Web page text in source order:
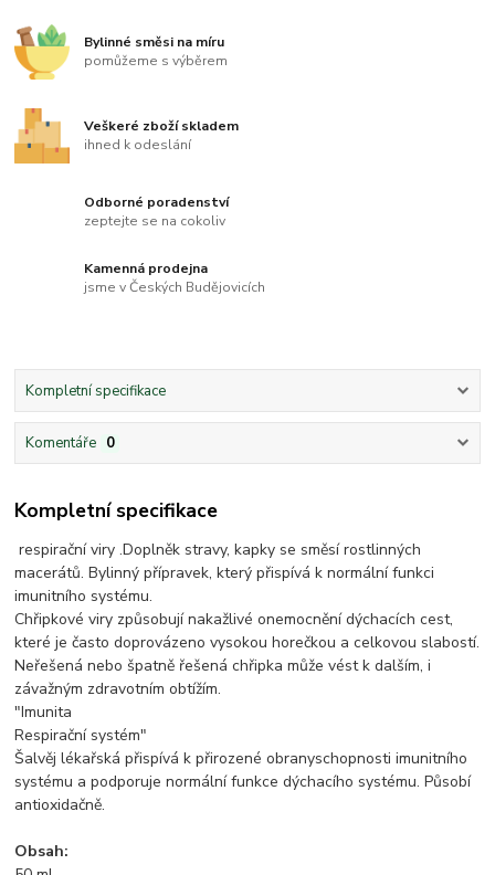
Bylinné směsi na míru
pomůžeme s výběrem
Veškeré zboží skladem
ihned k odeslání
Odborné poradenství
zeptejte se na cokoliv
Kamenná prodejna
jsme v Českých Budějovicích
Kompletní specifikace
Komentáře 0
Kompletní specifikace
respirační viry .Doplněk stravy, kapky se směsí rostlinných
macerátů. Bylinný přípravek, který přispívá k normální funkci
imunitního systému.
Chřipkové viry způsobují nakažlivé onemocnění dýchacích cest,
které je často doprovázeno vysokou horečkou a celkovou slabostí.
Neřešená nebo špatně řešená chřipka může vést k dalším, i
závažným zdravotním obtížím.
"Imunita
Respirační systém"
Šalvěj lékařská přispívá k přirozené obranyschopnosti imunitního
systému a podporuje normální funkce dýchacího systému. Působí
antioxidačně.
Obsah: